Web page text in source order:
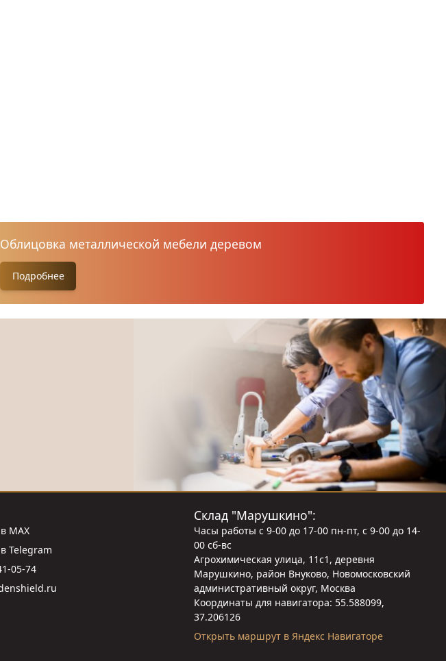
Облицовка металлической мебели деревом
Подробнее
MAX
Telegram
05-74
Склад "Марушкино":
Часы работы с 9-00 до 17-00 пн-пт, с 9-00 до 14-
00 сб-вс
Агрохимическая улица, 11с1, деревня
Марушкино, район Внуково, Новомосковский
административный округ, Москва
Координаты для навигатора: 55.588099,
37.206126
Открыть маршрут в Яндекс Навигаторе